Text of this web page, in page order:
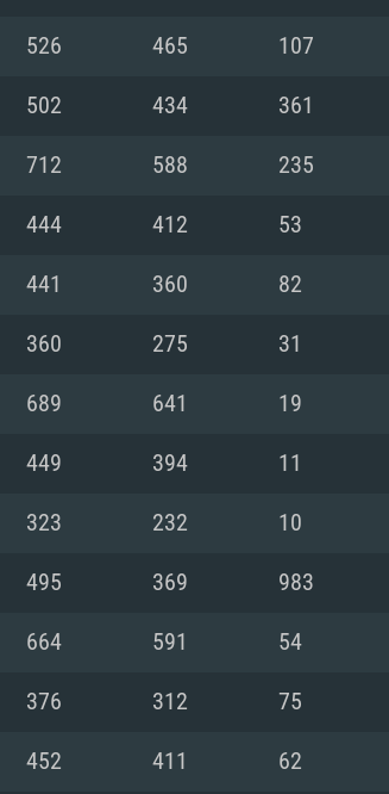
Linux
10/11 (64 bit)
Core i5 또는 Ryzen 5
이상
: DirectX 11 이상을 지원하
OS Big Sur 11.0
i7 (Intel Xeon 은 지원하
로드밴드 인터넷
20.04 64bit
Core i7
: Vulkan 을 지원하고, 최신
능을 가지며 최신 그래픽 드
RX 570 (6개월 미만; 최
526 465 107
502 434 361
712 588 235
444 412 53
441 360 82
360 275 31
689 641 19
449 394 11
323 232 10
495 369 983
664 591 54
376 312 75
452 411 62